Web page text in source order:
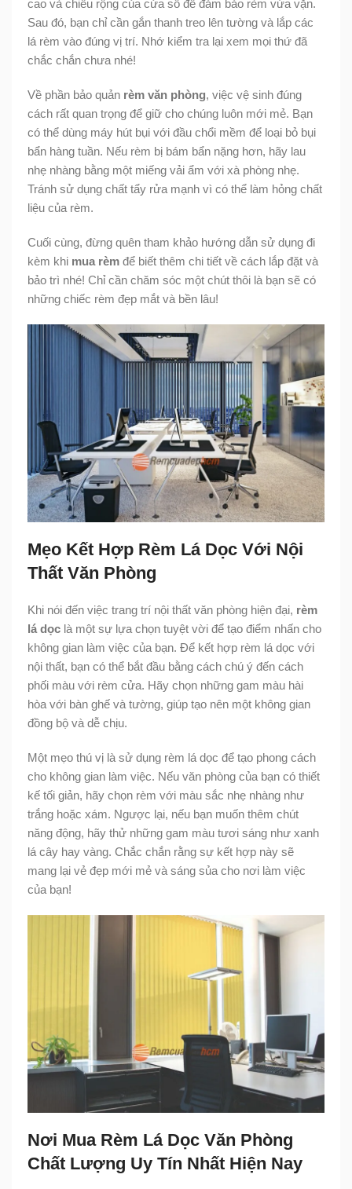
cao và chiều rộng của cửa sổ để đảm bảo rèm vừa vặn.
Sau đó, bạn chỉ cần gắn thanh treo lên tường và lắp các
lá rèm vào đúng vị trí. Nhớ kiểm tra lại xem mọi thứ đã
chắc chắn chưa nhé!
Về phần bảo quản rèm văn phòng, việc vệ sinh đúng
cách rất quan trọng để giữ cho chúng luôn mới mẻ. Bạn
có thể dùng máy hút bụi với đầu chổi mềm để loại bỏ bụi
bẩn hàng tuần. Nếu rèm bị bám bẩn nặng hơn, hãy lau
nhẹ nhàng bằng một miếng vải ẩm với xà phòng nhẹ.
Tránh sử dụng chất tẩy rửa mạnh vì có thể làm hỏng chất
liệu của rèm.
Cuối cùng, đừng quên tham khảo hướng dẫn sử dụng đi
kèm khi mua rèm để biết thêm chi tiết về cách lắp đặt và
bảo trì nhé! Chỉ cần chăm sóc một chút thôi là bạn sẽ có
những chiếc rèm đẹp mắt và bền lâu!
Mẹo Kết Hợp Rèm Lá Dọc Với Nội
Thất Văn Phòng
Khi nói đến việc trang trí nội thất văn phòng hiện đại, rèm
lá dọc là một sự lựa chọn tuyệt vời để tạo điểm nhấn cho
không gian làm việc của bạn. Để kết hợp rèm lá dọc với
nội thất, bạn có thể bắt đầu bằng cách chú ý đến cách
phối màu với rèm cửa. Hãy chọn những gam màu hài
hòa với bàn ghế và tường, giúp tạo nên một không gian
đồng bộ và dễ chịu.
Một mẹo thú vị là sử dụng rèm lá dọc để tạo phong cách
cho không gian làm việc. Nếu văn phòng của bạn có thiết
kế tối giản, hãy chọn rèm với màu sắc nhẹ nhàng như
trắng hoặc xám. Ngược lại, nếu bạn muốn thêm chút
năng động, hãy thử những gam màu tươi sáng như xanh
lá cây hay vàng. Chắc chắn rằng sự kết hợp này sẽ
mang lại vẻ đẹp mới mẻ và sáng sủa cho nơi làm việc
của bạn!
Nơi Mua Rèm Lá Dọc Văn Phòng
Chất Lượng Uy Tín Nhất Hiện Nay